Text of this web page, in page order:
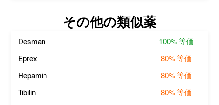
その他の類似薬
Desman 100% 等価
Eprex 80% 等価
Hepamin 80% 等価
Tibilin 80% 等価